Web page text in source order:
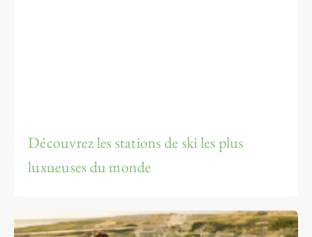
Découvrez les stations de ski les plus
luxueuses du monde